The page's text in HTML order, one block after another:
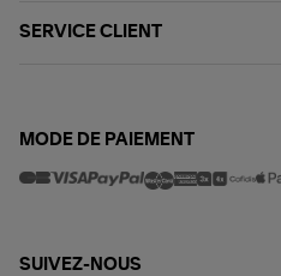
SERVICE CLIENT
MODE DE PAIEMENT
SUIVEZ-NOUS